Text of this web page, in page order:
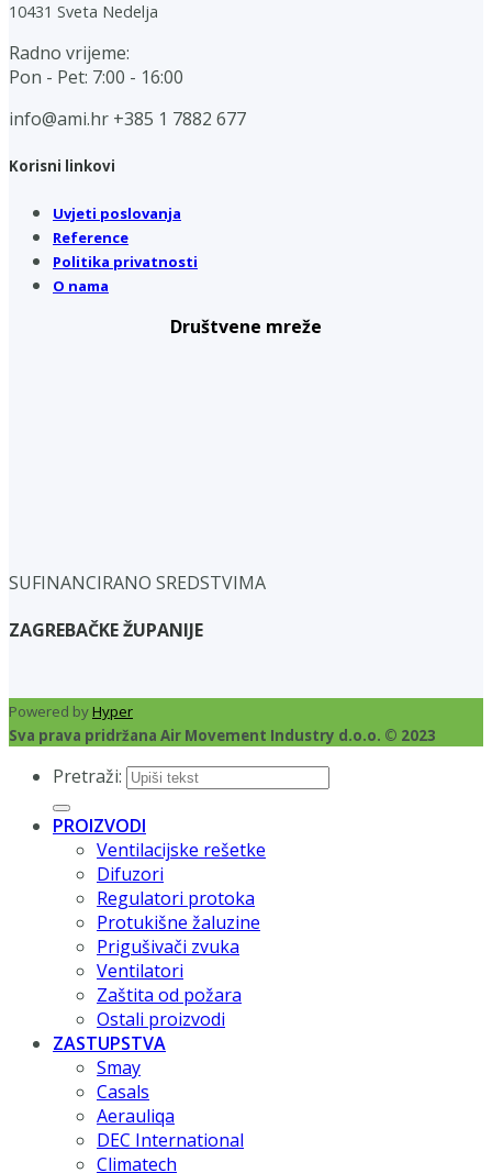
10431 Sveta Nedelja
Radno vrijeme:
Pon - Pet: 7:00 - 16:00
info@ami.hr +385 1 7882 677
Korisni linkovi
Uvjeti poslovanja
Reference
Politika privatnosti
O nama
Društvene mreže
SUFINANCIRANO SREDSTVIMA
ZAGREBAČKE ŽUPANIJE
Powered byHyper
Sva prava pridržana Air Movement Industry d.o.o. © 2023
Pretraži:
PROIZVODI
Ventilacijske rešetke
Difuzori
Regulatori protoka
Protukišne žaluzine
Prigušivači zvuka
Ventilatori
Zaštita od požara
Ostali proizvodi
ZASTUPSTVA
Smay
Casals
Aerauliqa
DEC International
Climatech